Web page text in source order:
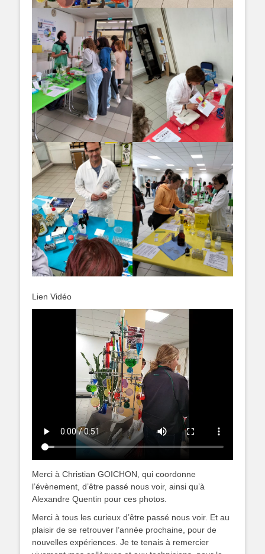
Lien Vidéo
Merci à Christian GOICHON, qui coordonne
l’évènement, d’être passé nous voir, ainsi qu’à
Alexandre Quentin pour ces photos.
Merci à tous les curieux d’être passé nous voir. Et au
plaisir de se retrouver l’année prochaine, pour de
nouvelles expériences. Je te tenais à remercier